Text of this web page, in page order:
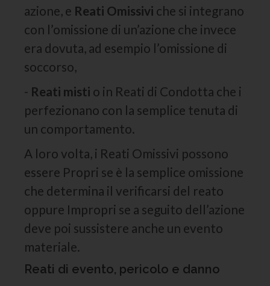
azione, e Reati Omissivi che si integrano
con l’omissione di un’azione che invece
era dovuta, ad esempio l’omissione di
soccorso,
- Reati misti o in Reati di Condotta che i
perfezionano con la semplice tenuta di
un comportamento.
A loro volta, i Reati Omissivi possono
essere Propri se è la semplice omissione
che determina il verificarsi del reato
oppure Impropri se a seguito dell’azione
deve poi sussistere anche un evento
materiale.
Reati di evento, pericolo e danno